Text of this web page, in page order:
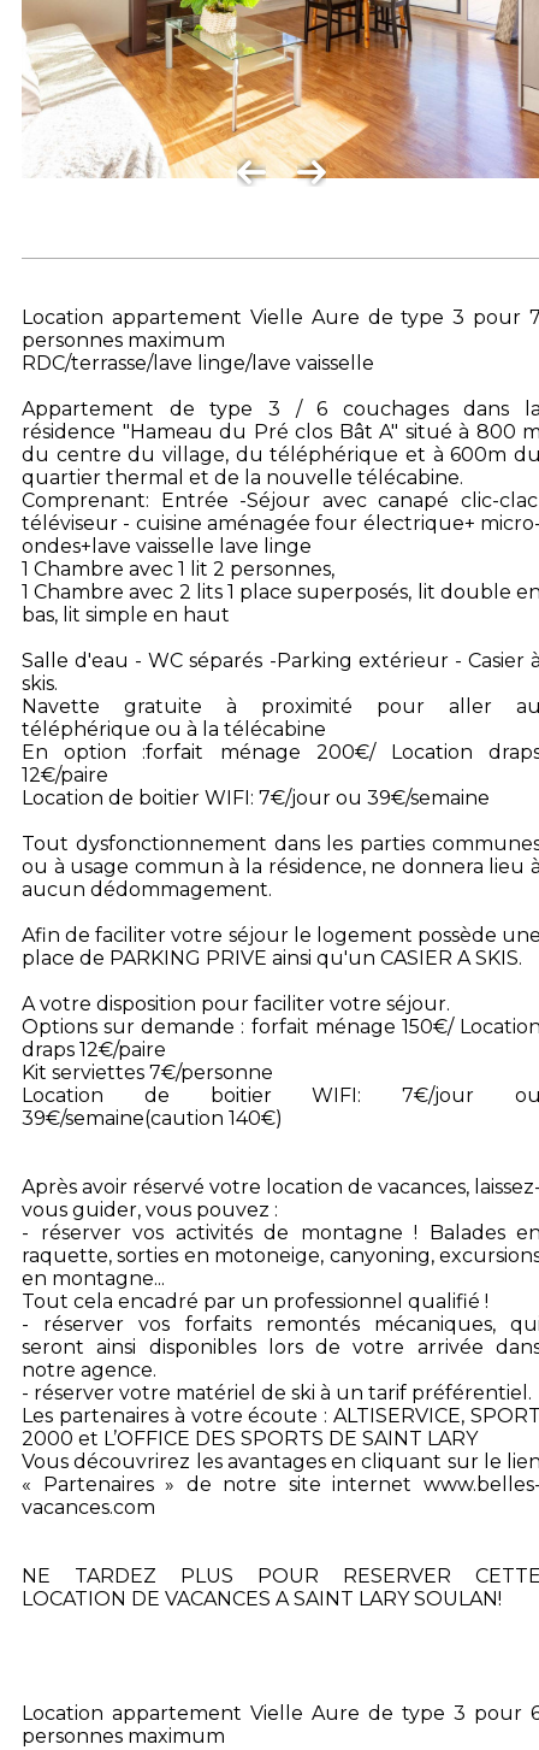
Location appartement Vielle Aure de type 3 pour
personnes maximum
RDC/terrasse/lave linge/lave vaisselle
Appartement de type 3 / 6 couchages dans
résidence "Hameau du Pré clos Bât A" situé à 800
du centre du village, du téléphérique et à 600m
quartier thermal et de la nouvelle télécabine.
Comprenant: Entrée -Séjour avec canapé clic-
téléviseur - cuisine aménagée four électrique+
ondes+lave vaisselle lave linge
1 Chambre avec 1 lit 2 personnes,
1 Chambre avec 2 lits 1 place superposés, lit double
bas, lit simple en haut
Salle d'eau - WC séparés -Parking extérieur - Casier
skis.
Navette gratuite à proximité pour aller
téléphérique ou à la télécabine
En option :forfait ménage 200€/ Location
12€/paire
Location de boitier WIFI: 7€/jour ou 39€/semaine
Tout dysfonctionnement dans les parties
ou à usage commun à la résidence, ne donnera lieu
aucun dédommagement.
Afin de faciliter votre séjour le logement possède
place de PARKING PRIVE ainsi qu'un CASIER A SKIS.
A votre disposition pour faciliter votre séjour.
Options sur demande : forfait ménage 150€/
draps 12€/paire
Kit serviettes 7€/personne
Location de boitier WIFI: 7€/jour
39€/semaine(caution 140€)
Après avoir réservé votre location de vacances,
vous guider, vous pouvez :
- réserver vos activités de montagne ! Balades
raquette, sorties en motoneige, canyoning,
en montagne...
Tout cela encadré par un professionnel qualifié !
- réserver vos forfaits remontés mécaniques,
seront ainsi disponibles lors de votre arrivée
notre agence.
- réserver votre matériel de ski à un tarif préférentiel.
Les partenaires à votre écoute : ALTISERVICE,
2000 et L’OFFICE DES SPORTS DE SAINT LARY
Vous découvrirez les avantages en cliquant sur le
« Partenaires » de notre site internet
vacances.com
NE TARDEZ PLUS POUR RESERVER
LOCATION DE VACANCES A SAINT LARY SOULAN!
Location appartement Vielle Aure de type 3 pour
personnes maximum